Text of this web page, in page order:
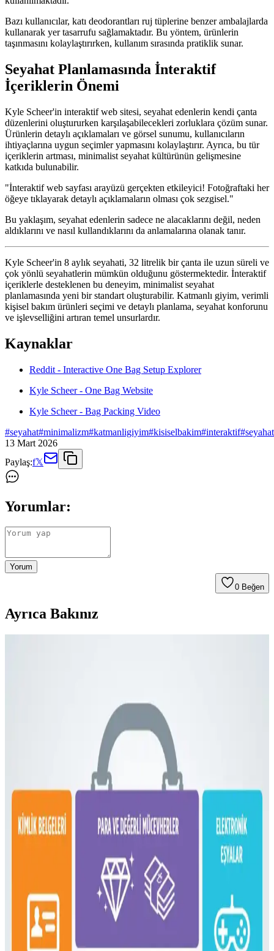
Bazı kullanıcılar, katı deodorantları ruj tüplerine benzer ambalajlarda
kullanarak yer tasarrufu sağlamaktadır. Bu yöntem, ürünlerin
taşınmasını kolaylaştırırken, kullanım sırasında pratiklik sunar.
Seyahat Planlamasında İnteraktif
İçeriklerin Önemi
Kyle Scheer'in interaktif web sitesi, seyahat edenlerin kendi çanta
düzenlerini oluştururken karşılaşabilecekleri zorluklara çözüm sunar.
Ürünlerin detaylı açıklamaları ve görsel sunumu, kullanıcıların
ihtiyaçlarına uygun seçimler yapmasını kolaylaştırır. Ayrıca, bu tür
içeriklerin artması, minimalist seyahat kültürünün gelişmesine
katkıda bulunabilir.
"İnteraktif web sayfası arayüzü gerçekten etkileyici! Fotoğraftaki her
öğeye tıklayarak detaylı açıklamaların olması çok sezgisel."
Bu yaklaşım, seyahat edenlerin sadece ne alacaklarını değil, neden
aldıklarını ve nasıl kullandıklarını da anlamalarına olanak tanır.
Kyle Scheer'in 8 aylık seyahati, 32 litrelik bir çanta ile uzun süreli ve
çok yönlü seyahatlerin mümkün olduğunu göstermektedir. İnteraktif
içeriklerle desteklenen bu deneyim, minimalist seyahat
planlamasında yeni bir standart oluşturabilir. Katmanlı giyim, verimli
kişisel bakım ürünleri seçimi ve detaylı planlama, seyahat konforunu
ve işlevselliğini artıran temel unsurlardır.
Kaynaklar
Reddit - Interactive One Bag Setup Explorer
Kyle Scheer - One Bag Website
Kyle Scheer - Bag Packing Video
#seyahat#minimalizm#katmanligiyim#kisiselbakim#interaktif#
13 Mart 2026
Paylaş:f𝕏
Yorumlar:
Yorum
0 Beğen
Ayrıca Bakınız
pratik paketleme ve taşınabilirlik sunar. Elektronik cihazlar,
kıyafetler ve kişisel eşyalar düzenli şekilde taşınabilir.
Dooney & Bourke Janine Çantası: Dayanıklı Deri
Tasarımı ve Piyasa Değeri Analizi
Dooney & Bourke Janine çantası, dayanıklı deri yapısı ve şık
tasarımıyla günlük kullanım ve seyahat için ideal. İkinci el
piyasasında uygun fiyatlı, manevi değeri yüksek bir seçenek sunar.
Çoklu Sırt Çantası Koleksiyonu ve Onebag Seyahat
Konseptinde Kullanım İncelemesi
Çeşitli sırt çantalarının kullanım alanları, özellikleri ve onebag
seyahat konseptindeki rolleri incelenerek, ideal çanta seçimi ve
fonksiyonellik dengesi üzerine kapsamlı bilgiler sunulmaktadır.
16 Litrelik Kanken Sırt Çantasıyla 4 Gün 4 Gece
Minimalist Seyahat Planlama
16 litrelik Kanken sırt çantasıyla 4 gün 4 gece minimalist seyahat